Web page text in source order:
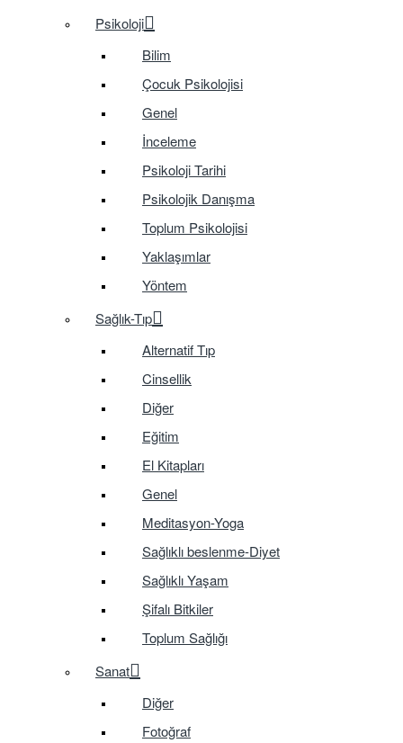
Psikoloji
Bilim
Çocuk Psikolojisi
Genel
İnceleme
Psikoloji Tarihi
Psikolojik Danışma
Toplum Psikolojisi
Yaklaşımlar
Yöntem
Sağlık-Tıp
Alternatif Tıp
Cinsellik
Diğer
Eğitim
El Kitapları
Genel
Meditasyon-Yoga
Sağlıklı beslenme-Diyet
Sağlıklı Yaşam
Şifalı Bitkiler
Toplum Sağlığı
Sanat
Diğer
Fotoğraf